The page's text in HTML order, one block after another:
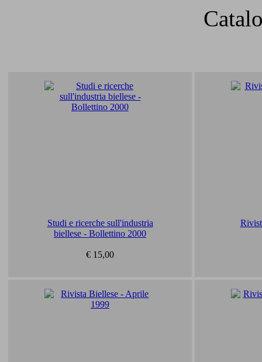
Studi e ricerche sull'industria
biellese - Bollettino 2000
€ 15,00